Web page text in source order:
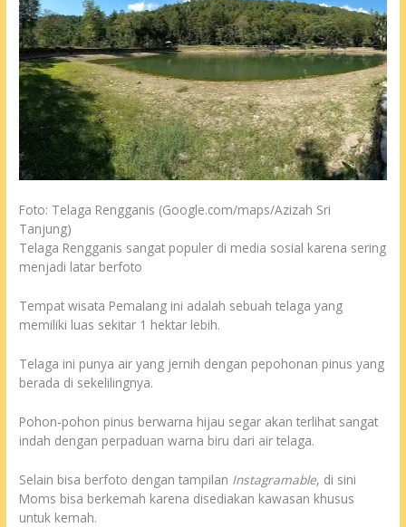
Foto: Telaga Rengganis (Google.com/maps/Azizah Sri
Tanjung)
Telaga Rengganis sangat populer di media sosial karena sering
menjadi latar berfoto
Tempat wisata Pemalang ini adalah sebuah telaga yang
memiliki luas sekitar 1 hektar lebih.
Telaga ini punya air yang jernih dengan pepohonan pinus yang
berada di sekelilingnya.
Pohon-pohon pinus berwarna hijau segar akan terlihat sangat
indah dengan perpaduan warna biru dari air telaga.
Selain bisa berfoto dengan tampilan Instagramable, di sini
Moms bisa berkemah karena disediakan kawasan khusus
untuk kemah.